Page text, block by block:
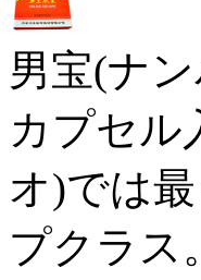
男宝(ナ
カプセル
オ)では
プクラス